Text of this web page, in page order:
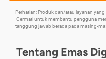
Perhatian: Produk dan/atau layanan
Cermati untuk membantu pengguna
tanggung jawab berada pada masing-
Tentang Emas